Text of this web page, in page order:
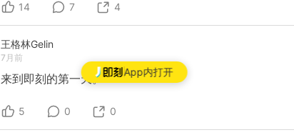
App内打开
14 7 4
王格林Gelin
7月前
来到即刻的第一天。
5 0 0